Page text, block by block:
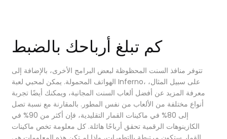
كم تبلغ أرباحك بالضبط
تتوفر منافذ السنت المحظوظة لبعض البرامج الأخرى، بالإضافة إلى
الهواتف المحمولة. يمكن لمحبي لعبة Inferno، على سبيل المثال،
معرفة المزيد عن أفضل ألعاب السنت المجانية، ويمكنك أيضًا تجربة
أنواع مختلفة من الألعاب من نفس المطور. بالمقارنة مع نسبة تصل
إلى 80% في ماكينات القمار التقليدية، فإن أكثر من 90% في
الكازينوهات الرقمية تحقق أرباحًا هائلة. كل معلومة تخص ماكينات